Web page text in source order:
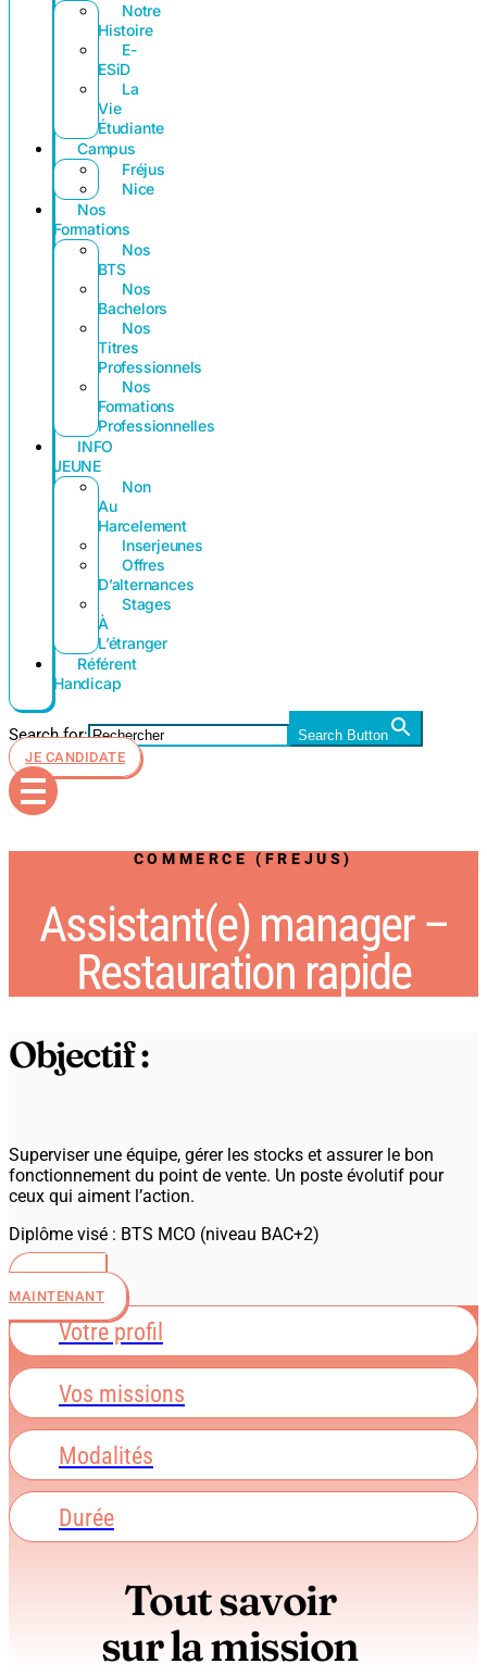
Notre
Histoire
E-
ESiD
La
Vie
Étudiante
Campus
Fréjus
Nice
Nos
Formations
Nos
BTS
Nos
Bachelors
Nos
Titres
Professionnels
Nos
Formations
Professionnelles
INFO
JEUNE
Non
Au
Harcelement
Inserjeunes
Offres
D’alternances
Stages
À
L’étranger
Référent
Handicap
Search for:
Search Button
JE CANDIDATE
COMMERCE (FREJUS)
Assistant(e) manager –
Restauration rapide
Objectif :
Superviser une équipe, gérer les stocks et assurer le bon
fonctionnement du point de vente. Un poste évolutif pour
ceux qui aiment l’action.
Diplôme visé : BTS MCO (niveau BAC+2)
POSTULER
MAINTENANT
Votre profil
Vos missions
Modalités
Durée
Tout savoir
sur la mission